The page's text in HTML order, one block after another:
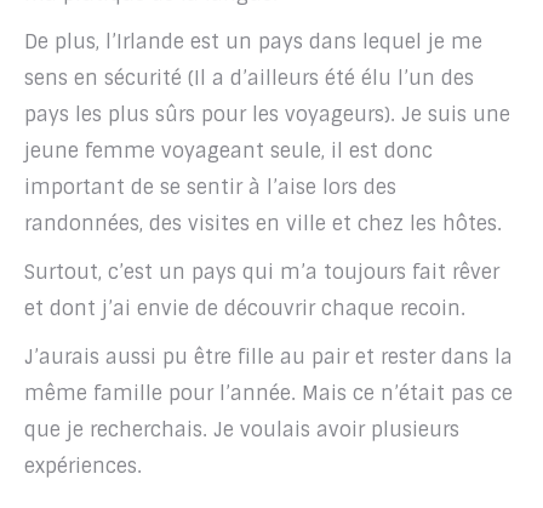
De plus, l’Irlande est un pays dans lequel je me
sens en sécurité (Il a d’ailleurs été élu l’un des
pays les plus sûrs pour les voyageurs). Je suis une
jeune femme voyageant seule, il est donc
important de se sentir à l’aise lors des
randonnées, des visites en ville et chez les hôtes.
Surtout, c’est un pays qui m’a toujours fait rêver
et dont j’ai envie de découvrir chaque recoin.
J’aurais aussi pu être fille au pair et rester dans la
même famille pour l’année. Mais ce n’était pas ce
que je recherchais. Je voulais avoir plusieurs
expériences.